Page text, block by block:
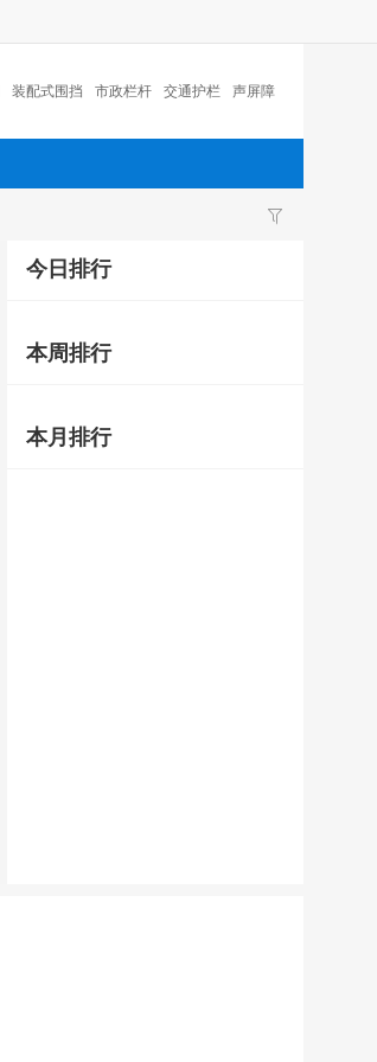
装配式围挡 市政栏杆 交通护栏 声屏障
今日排行
本周排行
本月排行